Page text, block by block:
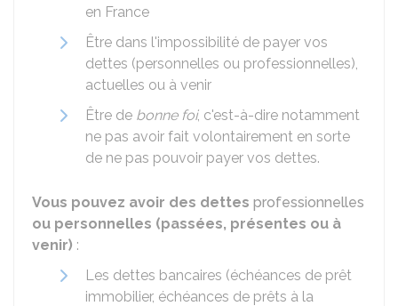
en France
Être dans l'impossibilité de payer vos
dettes (personnelles ou professionnelles),
actuelles ou à venir
Être de bonne foi, c'est-à-dire notamment
ne pas avoir fait volontairement en sorte
de ne pas pouvoir payer vos dettes.
Vous pouvez avoir des dettes professionnelles
ou personnelles (passées, présentes ou à
venir) :
Les dettes bancaires (échéances de prêt
immobilier, échéances de prêts à la